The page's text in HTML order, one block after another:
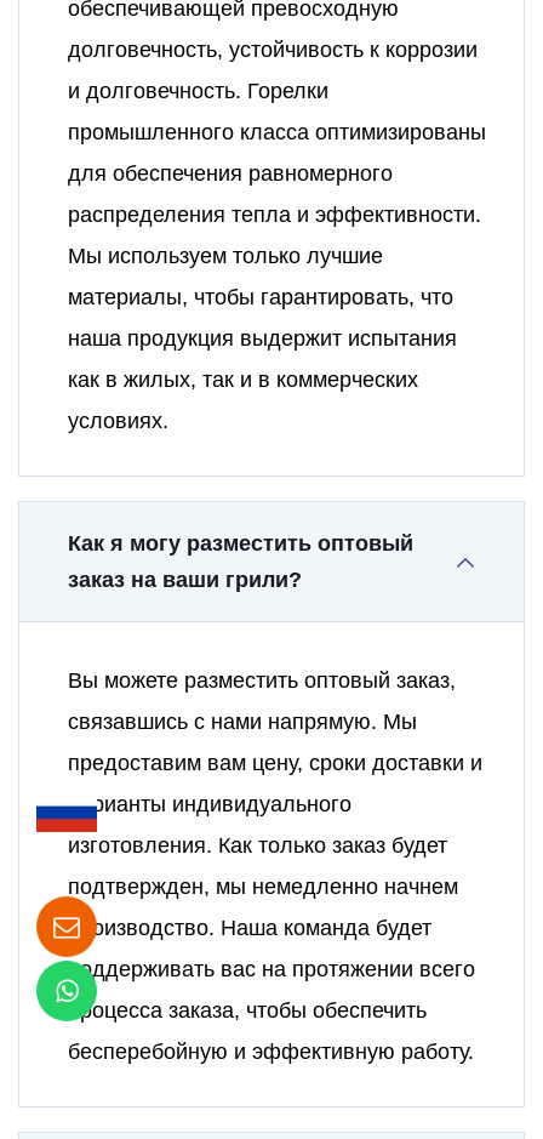
обеспечивающей превосходную
долговечность, устойчивость к коррозии
и долговечность. Горелки
промышленного класса оптимизированы
для обеспечения равномерного
распределения тепла и эффективности.
Мы используем только лучшие
материалы, чтобы гарантировать, что
наша продукция выдержит испытания
как в жилых, так и в коммерческих
условиях.
Как я могу разместить оптовый
заказ на ваши грили?
Вы можете разместить оптовый заказ,
связавшись с нами напрямую. Мы
предоставим вам цену, сроки доставки и
варианты индивидуального
изготовления. Как только заказ будет
подтвержден, мы немедленно начнем
производство. Наша команда будет
поддерживать вас на протяжении всего
процесса заказа, чтобы обеспечить
бесперебойную и эффективную работу.